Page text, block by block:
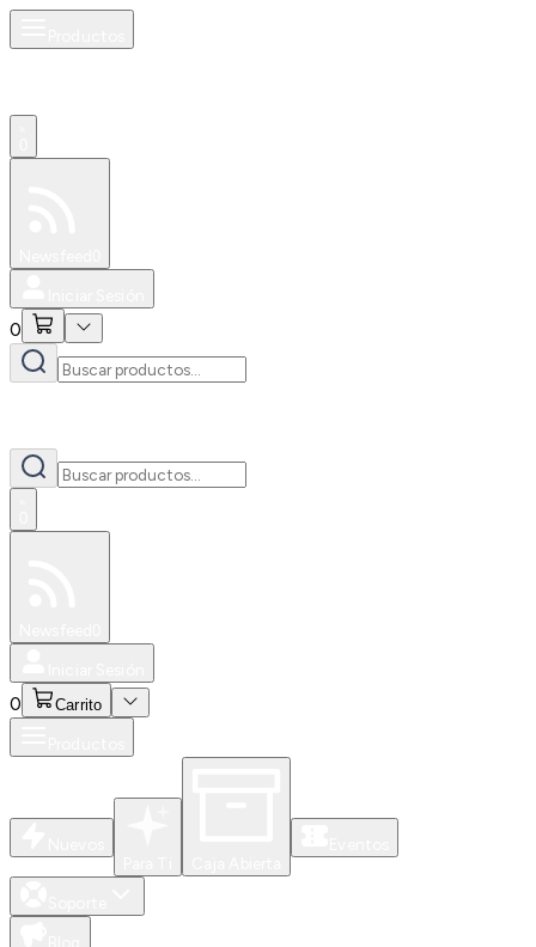
0
0 Carrito